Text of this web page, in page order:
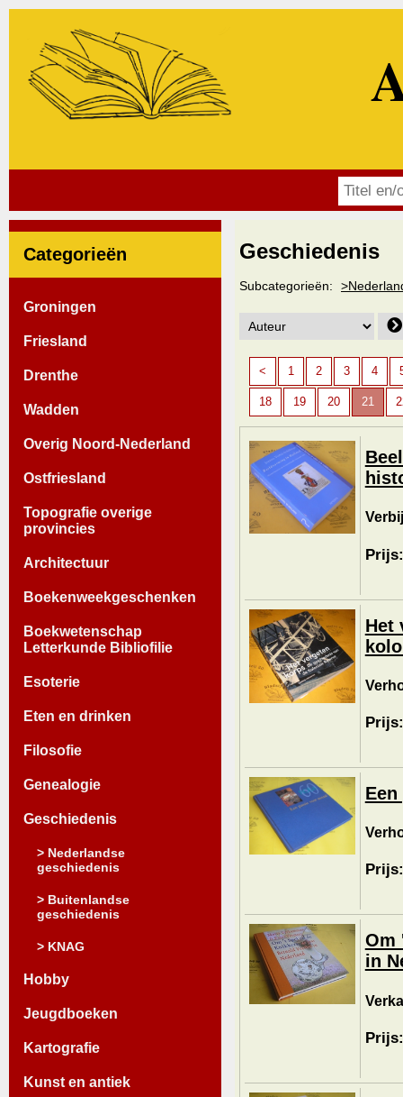
Categorieën
Groningen
Friesland
Drenthe
Wadden
Overig Noord-Nederland
Ostfriesland
Topografie overige
provincies
Architectuur
Boekenweekgeschenken
Boekwetenschap
Letterkunde Bibliofilie
Esoterie
Eten en drinken
Filosofie
Genealogie
Geschiedenis
> Nederlandse
geschiedenis
> Buitenlandse
geschiedenis
> KNAG
Hobby
Jeugdboeken
Kartografie
Kunst en antiek
Geschiedenis
Subcategorieën:
< 1 2 3 4
18 19 20 21
Het
Om
in